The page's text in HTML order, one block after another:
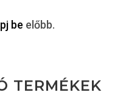
be előbb.
TERMÉKEK